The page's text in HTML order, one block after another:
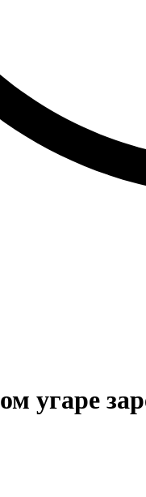
угаре